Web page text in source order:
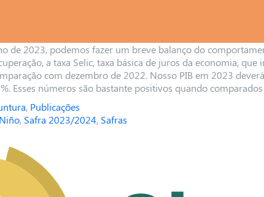
de 2023, podemos fazer um breve balanço do
a taxa Selic, taxa básica de juros da economia,
com dezembro de 2022. Nosso PIB em 2023
Esses números são bastante positivos quando
, Publicações
, Safra 2023/2024, Safras